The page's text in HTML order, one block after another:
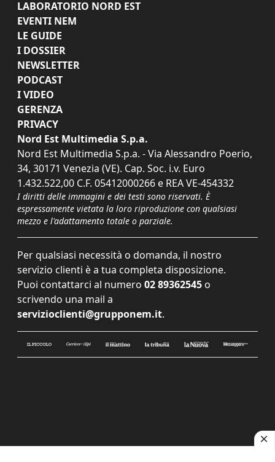
LABORATORIO NORD EST
EVENTI NEM
LE GUIDE
I DOSSIER
NEWSLETTER
PODCAST
I VIDEO
GERENZA
PRIVACY
Nord Est Multimedia S.p.a.
Nord Est Multimedia S.p.a. - Via Alessandro Poerio,
34, 30171 Venezia (VE). Cap. Soc. i.v. Euro
1.432.522,00 C.F. 05412000266 e REA VE-454332
I diritti delle immagini e dei testi sono riservati. È
espressamente vietata la loro riproduzione con qualsiasi
mezzo e l'adattamento totale o parziale.
Per qualsiasi necessità o domanda, il nostro
servizio clienti è a tua completa disposizione.
Puoi contattarci al numero 02 89362545 o
scrivendo una mail a
servizioclienti@grupponem.it.